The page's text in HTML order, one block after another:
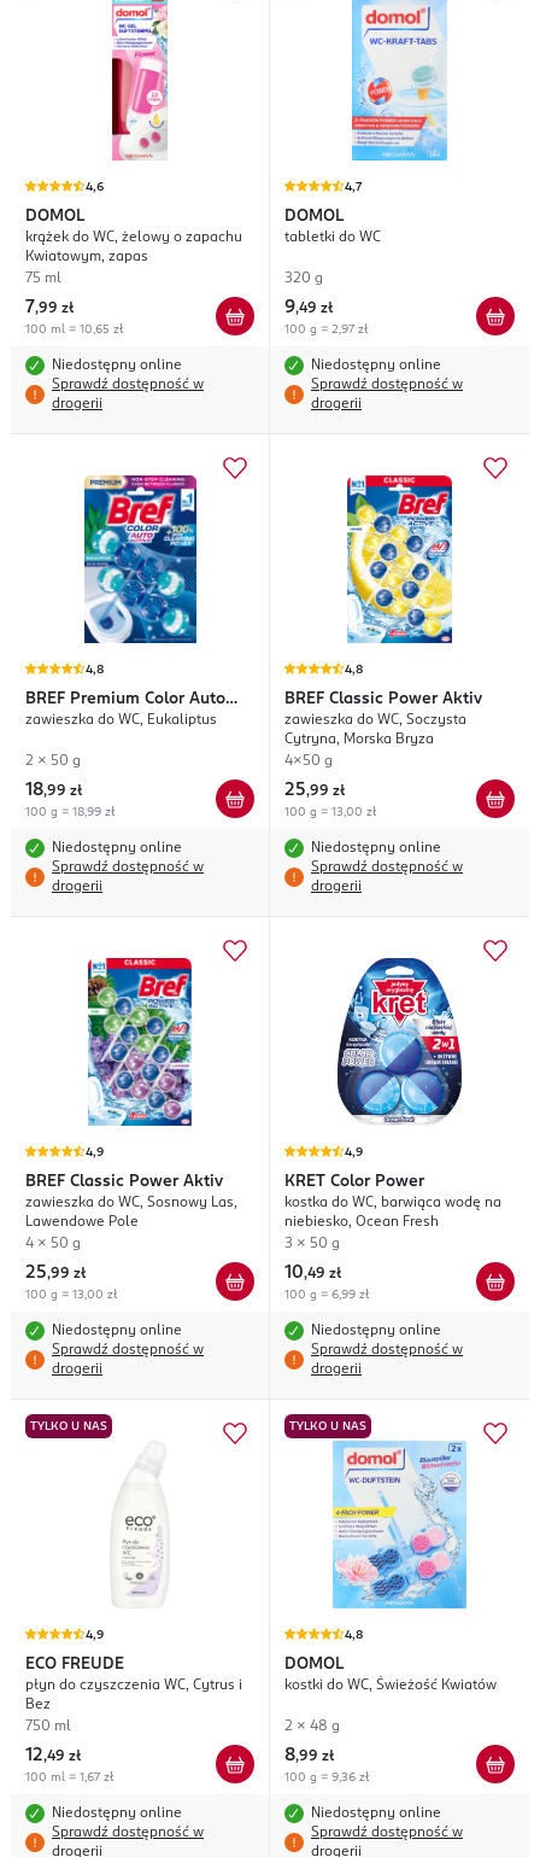
4,6
DOMOL
krążek do WC, żelowy o zapachu
Kwiatowym, zapas
75 ml
7,99 zł
100 ml = 10,65 zł
Niedostępny online
Sprawdź dostępność w
drogerii
4,7
DOMOL
tabletki do WC
320 g
9,49 zł
100 g = 2,97 zł
Niedostępny online
Sprawdź dostępność w
drogerii
4,8
BREF Premium Color Auto
Active
zawieszka do WC, Eukaliptus
2 x 50 g
18,99 zł
100 g = 18,99 zł
Niedostępny online
Sprawdź dostępność w
drogerii
4,8
BREF Classic Power Aktiv
zawieszka do WC, Soczysta
Cytryna, Morska Bryza
4x50 g
25,99 zł
100 g = 13,00 zł
Niedostępny online
Sprawdź dostępność w
drogerii
4,9
BREF Classic Power Aktiv
zawieszka do WC, Sosnowy Las,
Lawendowe Pole
4 x 50 g
25,99 zł
100 g = 13,00 zł
Niedostępny online
Sprawdź dostępność w
drogerii
4,9
KRET Color Power
kostka do WC, barwiąca wodę na
niebiesko, Ocean Fresh
3 x 50 g
10,49 zł
100 g = 6,99 zł
Niedostępny online
Sprawdź dostępność w
drogerii
TYLKO U NAS
4,9
ECO FREUDE
płyn do czyszczenia WC, Cytrus i
Bez
750 ml
12,49 zł
100 ml = 1,67 zł
Niedostępny online
Sprawdź dostępność w
drogerii
TYLKO U NAS
4,8
DOMOL
kostki do WC, Świeżość Kwiatów
2 x 48 g
8,99 zł
100 g = 9,36 zł
Niedostępny online
Sprawdź dostępność w
drogerii